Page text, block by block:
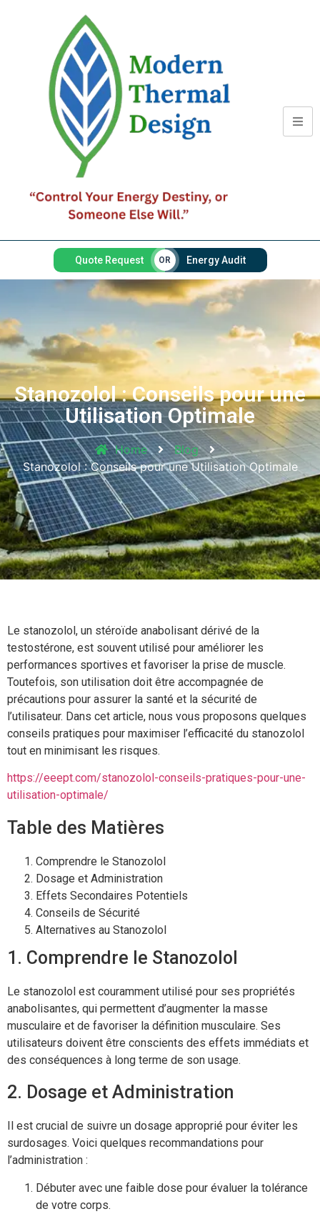
Quote Request OR Energy Audit
Stanozolol : Conseils pour une
Utilisation Optimale
Home
Blog
Stanozolol : Conseils pour une Utilisation Optimale
Le stanozolol, un stéroïde anabolisant dérivé de la
testostérone, est souvent utilisé pour améliorer les
performances sportives et favoriser la prise de muscle.
Toutefois, son utilisation doit être accompagnée de
précautions pour assurer la santé et la sécurité de
l’utilisateur. Dans cet article, nous vous proposons quelques
conseils pratiques pour maximiser l’efficacité du stanozolol
tout en minimisant les risques.
https://eeept.com/stanozolol-conseils-pratiques-pour-une-
utilisation-optimale/
Table des Matières
Comprendre le Stanozolol
Dosage et Administration
Effets Secondaires Potentiels
Conseils de Sécurité
Alternatives au Stanozolol
1. Comprendre le Stanozolol
Le stanozolol est couramment utilisé pour ses propriétés
anabolisantes, qui permettent d’augmenter la masse
musculaire et de favoriser la définition musculaire. Ses
utilisateurs doivent être conscients des effets immédiats et
des conséquences à long terme de son usage.
2. Dosage et Administration
Il est crucial de suivre un dosage approprié pour éviter les
surdosages. Voici quelques recommandations pour
l’administration :
Débuter avec une faible dose pour évaluer la tolérance
de votre corps.